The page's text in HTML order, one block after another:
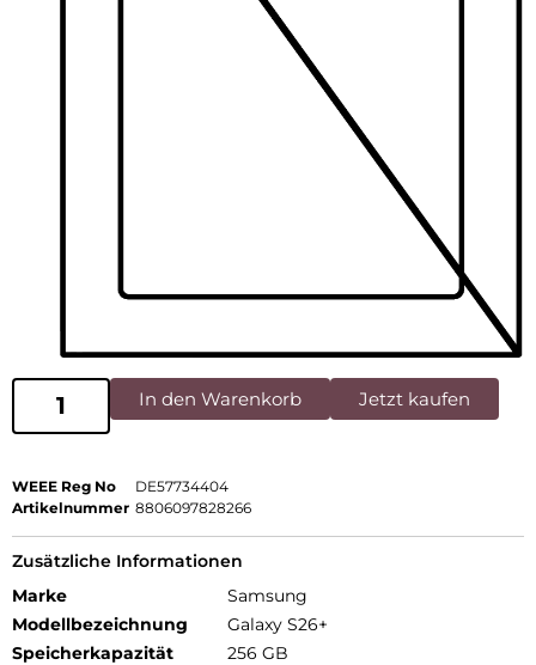
In den Warenkorb Jetzt kaufen
WEEE Reg No
DE57734404
Artikelnummer 8806097828266
Zusätzliche Informationen
Marke
Samsung
Modellbezeichnung
Galaxy S26+
Speicherkapazität
256 GB